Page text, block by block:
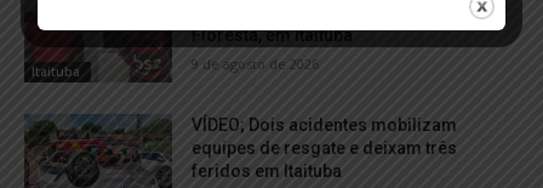
Itaituba
Floresta, em Itaituba
9 de agosto de 2026
VÍDEO; Dois acidentes mobilizam
equipes de resgate e deixam três
feridos em Itaituba